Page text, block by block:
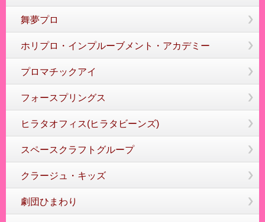
舞夢プロ
ホリプロ・インプルーブメント・アカデミー
プロマチックアイ
フォースプリングス
ヒラタオフィス(ヒラタビーンズ)
スペースクラフトグループ
クラージュ・キッズ
劇団ひまわり